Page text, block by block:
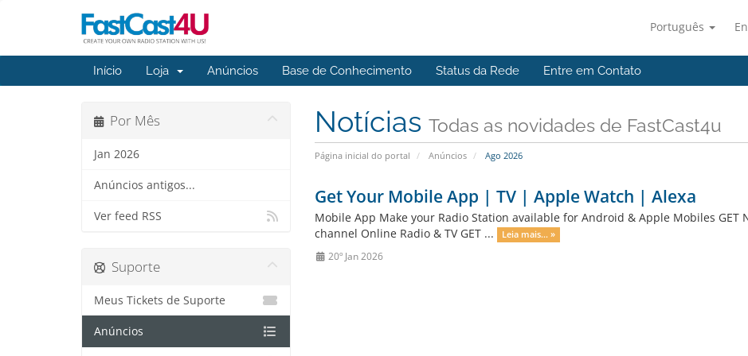
Português
Início Loja Anúncios Base de Conhecimento Status da Rede Entre em Contato
Notícias Todas as novidades de FastCast4u
Página inicial do portal Anúncios Ago 2026
Por Mês
Jan 2026
Anúncios antigos...
Ver feed RSS
Get Your Mobile App | TV | Apple Watch | Alexa
Mobile App Make your Radio Station available for Android & Apple Mobiles GET
channel Online Radio & TV GET ...
Leia mais... »
20º Jan 2026
Suporte
Meus Tickets de Suporte
Anúncios